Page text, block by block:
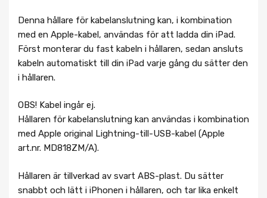
Denna hållare för kabelanslutning kan, i kombination
med en Apple-kabel, användas för att ladda din iPad.
Först monterar du fast kabeln i hållaren, sedan ansluts
kabeln automatiskt till din iPad varje gång du sätter den
i hållaren.
OBS! Kabel ingår ej.
Hållaren för kabelanslutning kan användas i kombination
med Apple original Lightning-till-USB-kabel (Apple
art.nr. MD818ZM/A).
Hållaren är tillverkad av svart ABS-plast. Du sätter
snabbt och lätt i iPhonen i hållaren, och tar lika enkelt